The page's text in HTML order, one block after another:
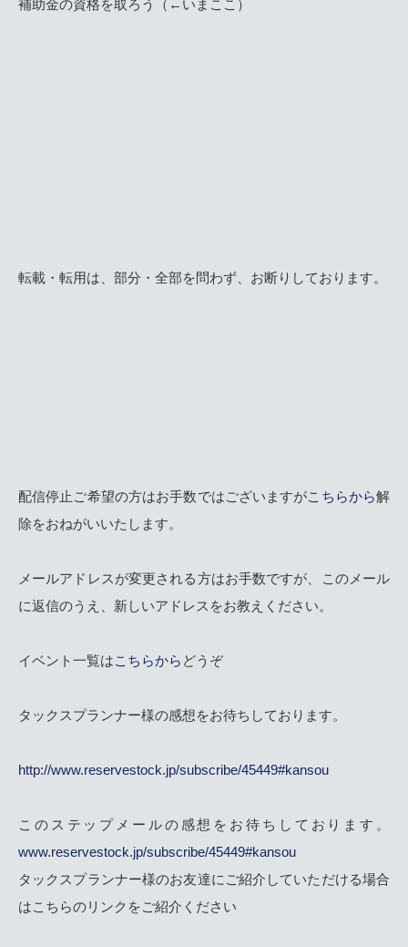
補助金の資格を取ろう（←いまここ）
転載・転用は、部分・全部を問わず、お断りしております。
配信停止ご希望の方はお手数ではございますがこちらから解
除をおねがいいたします。
メールアドレスが変更される方はお手数ですが、このメール
に返信のうえ、新しいアドレスをお教えください。
イベント一覧はこちらから どうぞ
タックスプランナー様の感想をお待ちしております。
http://www.reservestock.jp/subscribe/45449#kansou
このステップメールの感想をお待ちしております。
www.reservestock.jp/subscribe/45449#kansou
タックスプランナー様のお友達にご紹介していただける場合
はこちらのリンクをご紹介ください